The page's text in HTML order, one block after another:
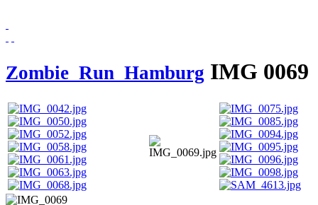
Zombie_Run_Hamburg IMG 0069